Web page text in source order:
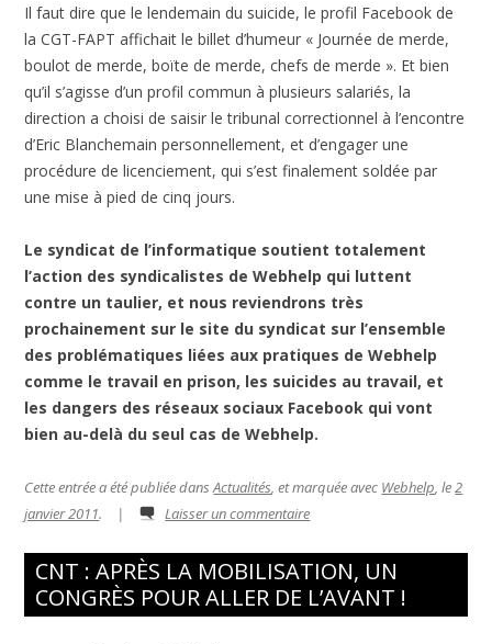
Il faut dire que le lendemain du suicide, le profil Facebook de
la CGT-FAPT affichait le billet d’humeur « Journée de merde,
boulot de merde, boïte de merde, chefs de merde ». Et bien
qu’il s’agisse d’un profil commun à plusieurs salariés, la
direction a choisi de saisir le tribunal correctionnel à l’encontre
d’Eric Blanchemain personnellement, et d’engager une
procédure de licenciement, qui s’est finalement soldée par
une mise à pied de cinq jours.
Le syndicat de l’informatique soutient totalement
l’action des syndicalistes de Webhelp qui luttent
contre un taulier, et nous reviendrons très
prochainement sur le site du syndicat sur l’ensemble
des problématiques liées aux pratiques de Webhelp
comme le travail en prison, les suicides au travail, et
les dangers des réseaux sociaux Facebook qui vont
bien au-delà du seul cas de Webhelp.
Cette entrée a été publiée dansActualités, et marquée avec Webhelp, le2
janvier 2011. | Laisser un commentaire
CNT : APRÈS LA MOBILISATION, UN
CONGRÈS POUR ALLER DE L’AVANT !